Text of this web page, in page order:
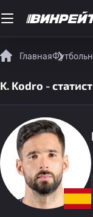
Главная
K. Kodro -